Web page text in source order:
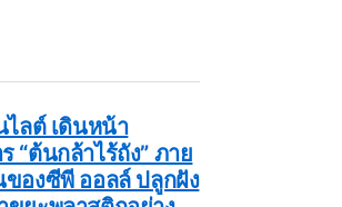
ไลต์ เดินหน้า
“ต้นกล้าไร้ถัง” ภาย
ของซีพี ออลล์ ปลูกฝัง